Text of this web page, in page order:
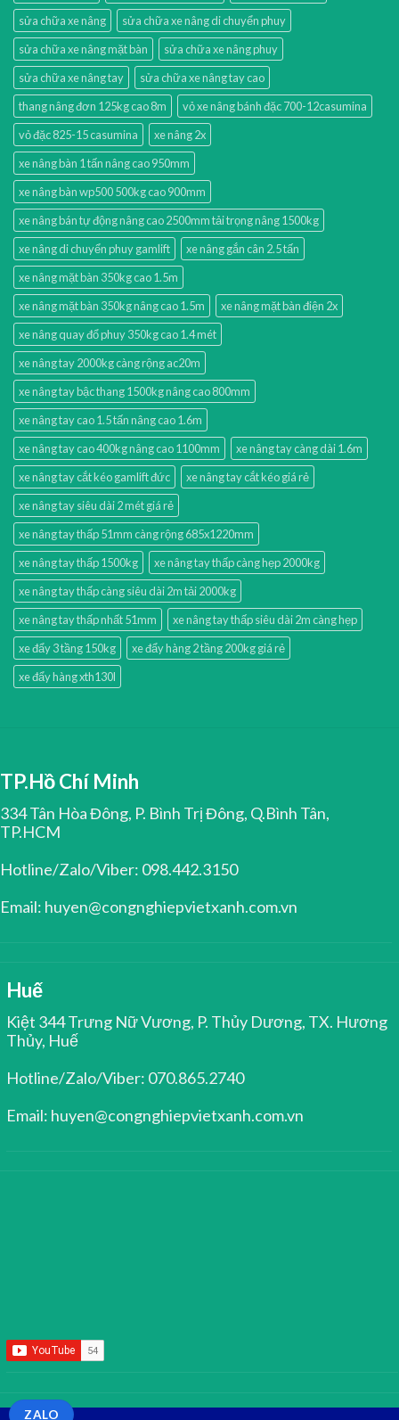
sửa chữa xe nâng
sửa chữa xe nâng di chuyển phuy
sửa chữa xe nâng mặt bàn
sửa chữa xe nâng phuy
sửa chữa xe nâng tay
sửa chữa xe nâng tay cao
thang nâng đơn 125kg cao 8m
vỏ xe nâng bánh đặc 700-12casumina
vỏ đặc 825-15 casumina
xe nâng 2x
xe nâng bàn 1 tấn nâng cao 950mm
xe nâng bàn wp500 500kg cao 900mm
xe nâng bán tự động nâng cao 2500mm tải trọng nâng 1500kg
xe nâng di chuyển phuy gamlift
xe nâng gắn cân 2.5 tấn
xe nâng mặt bàn 350kg cao 1.5m
xe nâng mặt bàn 350kg nâng cao 1.5m
xe nâng mặt bàn điện 2x
xe nâng quay đổ phuy 350kg cao 1.4 mét
xe nâng tay 2000kg càng rộng ac20m
xe nâng tay bậc thang 1500kg nâng cao 800mm
xe nâng tay cao 1.5 tấn nâng cao 1.6m
xe nâng tay cao 400kg nâng cao 1100mm
xe nâng tay càng dài 1.6m
xe nâng tay cắt kéo gamlift đức
xe nâng tay cắt kéo giá rẻ
xe nâng tay siêu dài 2 mét giá rẻ
xe nâng tay thấp 51mm càng rộng 685x1220mm
xe nâng tay thấp 1500kg
xe nâng tay thấp càng hẹp 2000kg
xe nâng tay thấp càng siêu dài 2m tải 2000kg
xe nâng tay thấp nhất 51mm
xe nâng tay thấp siêu dài 2m càng hẹp
xe đẩy 3 tầng 150kg
xe đẩy hàng 2 tầng 200kg giá rẻ
xe đẩy hàng xth130l
TP.Hồ Chí Minh
334 Tân Hòa Đông, P. Bình Trị Đông, Q.Bình Tân,
TP.HCM
Hotline/Zalo/Viber: 098.442.3150
Email: huyen@congnghiepvietxanh.com.vn
Huế
Kiệt 344 Trưng Nữ Vương, P. Thủy Dương, TX. Hương
Thủy, Huế
Hotline/Zalo/Viber: 070.865.2740
Email: huyen@congnghiepvietxanh.com.vn
ZALO